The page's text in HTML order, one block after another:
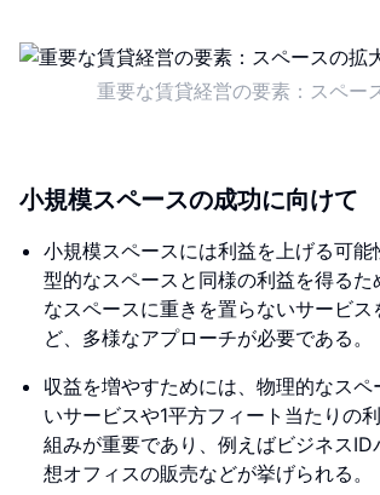
重要な賃貸経営の要素：スペー
小規模スペースの成功に向けて
小規模スペースには利益を上げる可能
型的なスペースと同様の利益を得るた
なスペースに重きを置らないサービス
ど、多様なアプローチが必要である。
収益を増やすためには、物理的なスペ
いサービスや1平方フィート当たりの
組みが重要であり、例えばビジネスID
想オフィスの販売などが挙げられる。